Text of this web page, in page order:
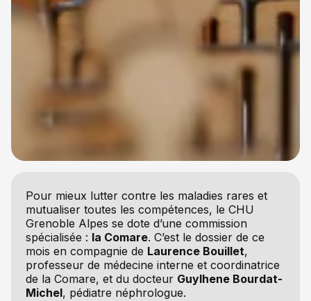
Pour mieux lutter contre les maladies rares et
mutualiser toutes les compétences, le CHU
Grenoble Alpes se dote d’une commission
spécialisée : la Comare. C’est le dossier de ce
mois en compagnie de Laurence Bouillet,
professeur de médecine interne et coordinatrice
de la Comare, et du docteur Guylhene Bourdat-
Michel, pédiatre néphrologue.